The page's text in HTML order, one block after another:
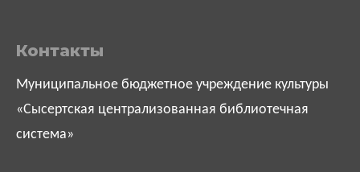
Контакты
Муниципальное бюджетное учреждение культуры
«Сысертская централизованная библиотечная
система»